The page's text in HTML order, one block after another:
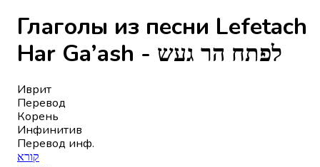
Глаголы из песни Lefetach
Har Ga’ash - לפתח הר געש
Иврит
Перевод
Корень
Инфинитив
Перевод инф.
קורא